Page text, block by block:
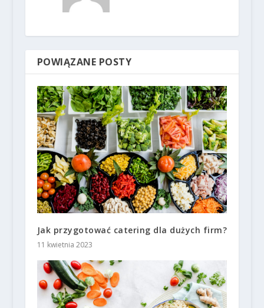
POWIĄZANE POSTY
Jak przygotować catering dla dużych firm?
11 kwietnia 2023